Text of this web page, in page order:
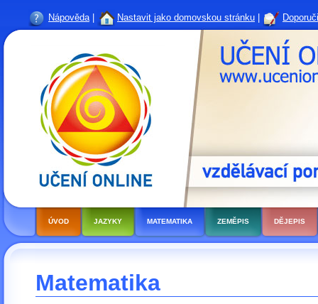
Nápověda| Nastavit jako domovskou stránku
ÚVOD JAZYKY MATEMATIKA ZEMĚPIS DĚJEPIS
Matematika